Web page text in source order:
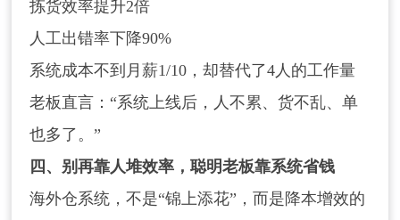
拣货效率提升2倍
人工出错率下降90%
系统成本不到月薪1/10，却替代了4人的工作量
老板直言：“系统上线后，人不累、货不乱、单
也多了。”
四、别再靠人堆效率，聪明老板靠系统省钱
海外仓系统，不是“锦上添花”，而是降本增效的